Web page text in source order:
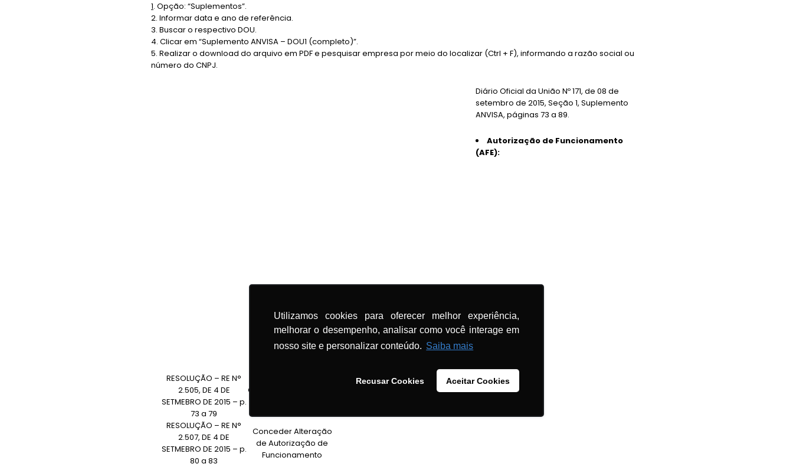
Utilizamos cookies para oferecer melhor experiência,
melhorar o desempenho, analisar como você interage em
nosso site e personalizar conteúdo. Saiba mais
Recusar Cookies Aceitar Cookies
1. Opção: “Suplementos”.
2. Informar data e ano de referência.
3. Buscar o respectivo DOU.
4. Clicar em “Suplemento ANVISA – DOU1 (completo)”.
5. Realizar o download do arquivo em PDF e pesquisar empresa por meio do localizar (Ctrl + F), informando a razão social ou
número do CNPJ.
Diário Oficial da União Nº 171, de 08 de
setembro de 2015, Seção 1, Suplemento
ANVISA, páginas 73 a 89.
Autorização de Funcionamento
(AFE):
RESOLUÇÃO – RE N°
2.505, DE 4 DE
SETMEBRO DE 2015 – p.
73 a 79
Conceder Autorização
RESOLUÇÃO – RE N°
2.507, DE 4 DE
SETMEBRO DE 2015 – p.
80 a 83
Conceder Alteração
de Autorização de
Funcionamento